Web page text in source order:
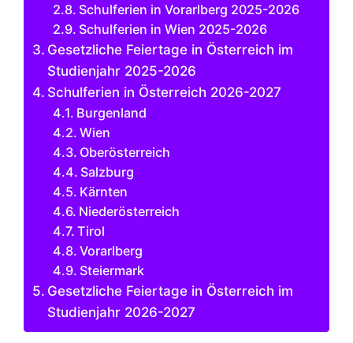
Schulferien in Vorarlberg 2025-2026
Schulferien in Wien 2025-2026
Gesetzliche Feiertage in Österreich im
Studienjahr 2025-2026
Schulferien in Österreich 2026-2027
Burgenland
Wien
Oberösterreich
Salzburg
Kärnten
Niederösterreich
Tirol
Vorarlberg
Steiermark
Gesetzliche Feiertage in Österreich im
Studienjahr 2026-2027